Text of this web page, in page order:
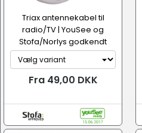
Triax antennekabel til
radio/TV | YouSee og
Stofa/Norlys godkendt
Fra 49,00 DKK